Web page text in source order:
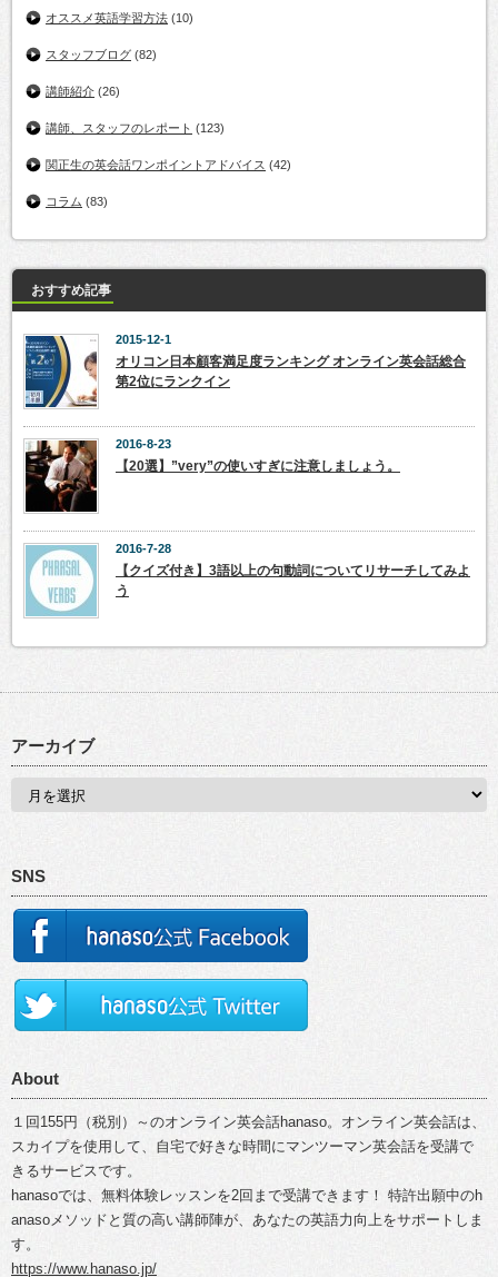
オススメ英語学習方法 (10)
スタッフブログ (82)
講師紹介 (26)
講師、スタッフのレポート (123)
関正生の英会話ワンポイントアドバイス (42)
コラム (83)
おすすめ記事
2015-12-1
オリコン日本顧客満足度ランキング オンライン英会話総合
第2位にランクイン
2016-8-23
【20選】”very”の使いすぎに注意しましょう。
2016-7-28
【クイズ付き】3語以上の句動詞についてリサーチしてみよ
う
アーカイブ
SNS
About
１回155円（税別）～のオンライン英会話hanaso。オンライン英会話は、
スカイプを使用して、自宅で好きな時間にマンツーマン英会話を受講で
きるサービスです。
hanasoでは、無料体験レッスンを2回まで受講できます！ 特許出願中のh
anasoメソッドと質の高い講師陣が、あなたの英語力向上をサポートしま
す。
https://www.hanaso.jp/